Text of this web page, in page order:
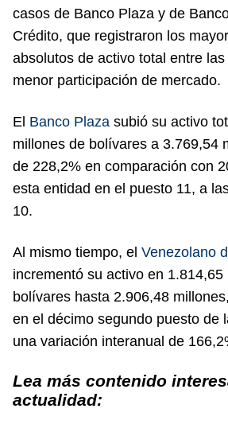
casos de Banco Plaza y de
Crédito, que registraron los
absolutos de activo total entre
menor participación de mercado.
El Banco Plaza subió su activo
millones de bolívares a 3.769,54
de 228,2% en comparación con
esta entidad en el puesto 11, a
10.
Al mismo tiempo, el Venezolano
incrementó su activo en 1.814,65
bolívares hasta 2.906,48
en el décimo segundo puesto de
una variación interanual de
Lea más contenido
actualidad: